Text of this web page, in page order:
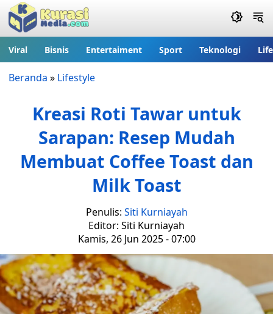
Viral Bisnis Entertaiment Sport Teknologi
Beranda » Lifestyle
Kreasi Roti Tawar untuk
Sarapan: Resep Mudah
Membuat Coffee Toast dan
Milk Toast
Penulis: Siti Kurniayah
Editor: Siti Kurniayah
Kamis, 26 Jun 2025 - 07:00